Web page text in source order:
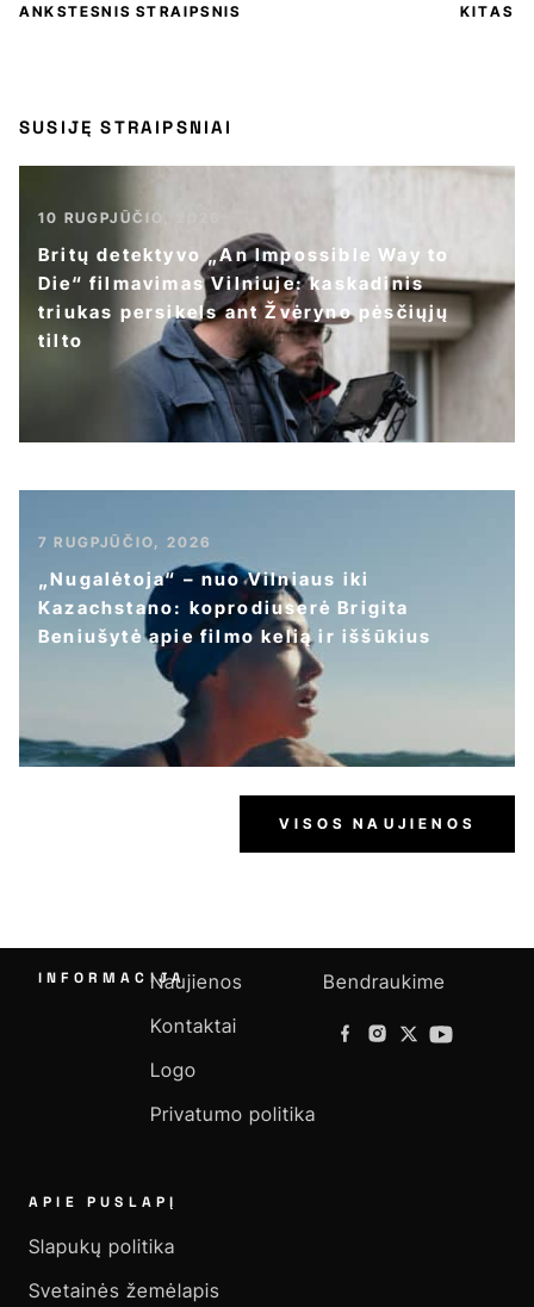
ANKSTESNIS STRAIPSNIS KITAS
SUSIJĘ STRAIPSNIAI
10 RUGPJŪČIO, 2026
Britų detektyvo „An Impossible Way to
Die“ filmavimas Vilniuje: kaskadinis
triukas persikels ant Žvėryno pėsčiųjų
tilto
7 RUGPJŪČIO, 2026
„Nugalėtoja“ – nuo Vilniaus iki
Kazachstano: koprodiuserė Brigita
Beniušytė apie filmo kelią ir iššūkius
VISOS NAUJIENOS
INFORMACIJANaujienos
Kontaktai
Logo
Privatumo politika
Bendraukime
APIE PUSLAPĮ
Slapukų politika
Svetainės žemėlapis